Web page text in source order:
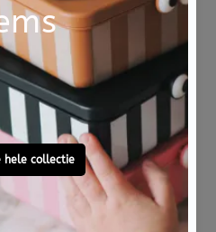
€ 34,95
Sold Out
zijn prachtige
vachten, super zacht
uitgelaten hoeven te
en wij hopen dat de
Je eigen hond in een
die hun huisdier graag
nemen.